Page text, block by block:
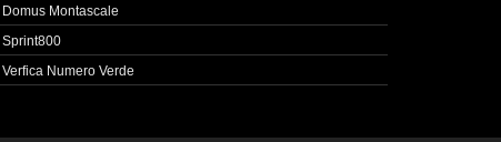
Domus Montascale
Sprint800
Verfica Numero Verde